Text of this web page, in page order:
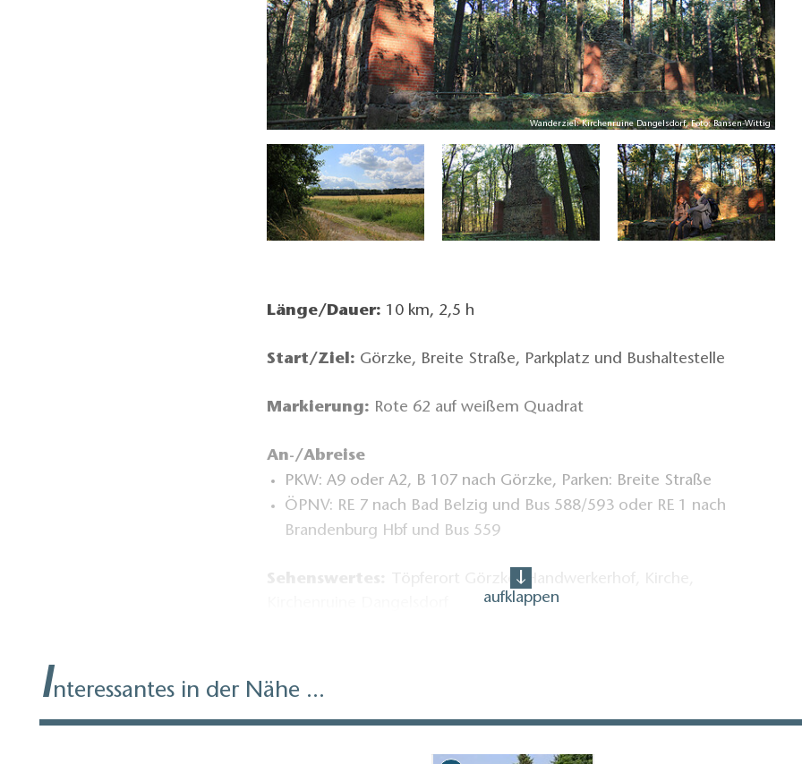
Wanderziel: Kirchenruine Dangelsdorf, Foto: Bansen-Wittig
Länge/Dauer: 10 km, 2,5 h
Start/Ziel: Görzke, Breite Straße, Parkplatz und Bushaltestelle
Markierung: Rote 62 auf weißem Quadrat
An-/Abreise
PKW: A9 oder A2, B 107 nach Görzke, Parken: Breite Straße
ÖPNV: RE 7 nach Bad Belzig und Bus 588/593 oder RE 1 nach
Brandenburg Hbf und Bus 559
Sehenswertes:
Töpferort Görzke, Handwerkerhof, Kirche,
aufklappen
Interessantes in der Nähe ...